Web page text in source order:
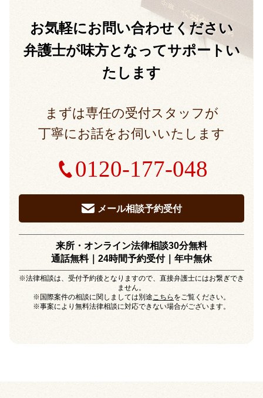
お気軽にお問い合わせください
弁護士が味方となってサポートい
たします
まずは専任の受付スタッフが
丁寧にお話をお伺いいたします
0120-177-048
メール相談予約受付
来所・オンライン法律相談30分無料
通話無料｜24時間予約受付｜年中無休
※法律相談は、受付予約後となりますので、直接弁護士にはお繋ぎでき
ません。
※国際案件の相談に関しましては別途こちら をご覧ください。
※事案により無料法律相談に対応できない場合がございます。